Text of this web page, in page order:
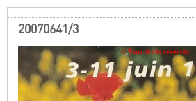
20070641/3